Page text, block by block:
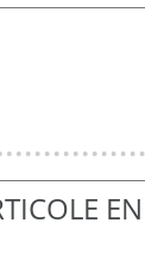
EN